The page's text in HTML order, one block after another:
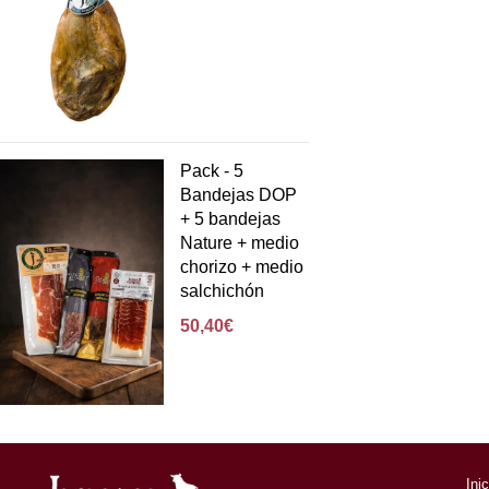
Pack - 5
Bandejas DOP
+ 5 bandejas
Nature + medio
chorizo + medio
salchichón
50,40€